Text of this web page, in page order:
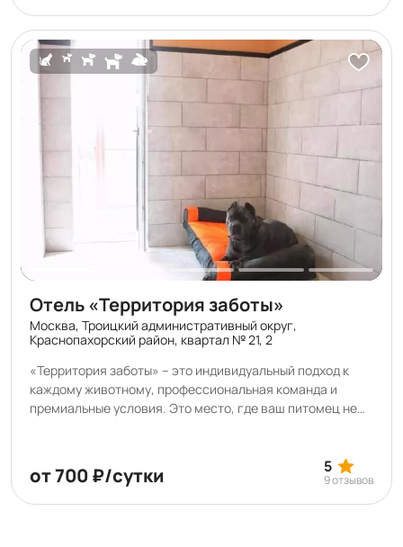
Отель «Территория заботы»
Москва, Троицкий административный округ,
Краснопахорский район, квартал № 21, 2
«Территория заботы» – это индивидуальный подход к
каждому животному, профессиональная команда и
премиальные условия. Это место, где ваш питомец не
или насладиться SPA-процедурами. В нашем отеле вы
можете подготовить питомца к выставке, а также
арендовать помещения для проведения мастер-
от 700 ₽/сутки 5
9 отзывов